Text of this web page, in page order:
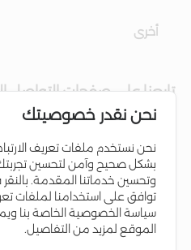
أخرى
تابعنا على صفحات التواصل
نحن نقدر خصوصيتك
نحن نستخدم ملفات تعريف
بشكل صحيح وآمن لتحسين
وتحسين خدماتنا المقدمة.
توافق على استخدامنا لملفات
سياسة الخصوصية الخاصة بنا
الموقع لمزيد من التفاصيل.